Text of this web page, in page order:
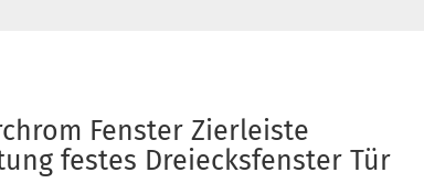
Fenster Zierleiste
festes Dreiecksfenster Tür